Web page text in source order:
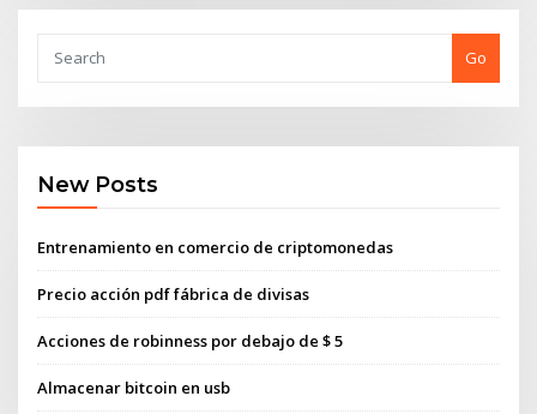
Go
New Posts
Entrenamiento en comercio de criptomonedas
Precio acción pdf fábrica de divisas
Acciones de robinness por debajo de $ 5
Almacenar bitcoin en usb